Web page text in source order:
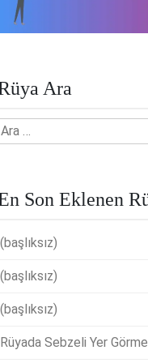
Ara
Son Eklenen
(başlıksız)
(başlıksız)
(başlıksız)
Rüyada Sebzeli Yer